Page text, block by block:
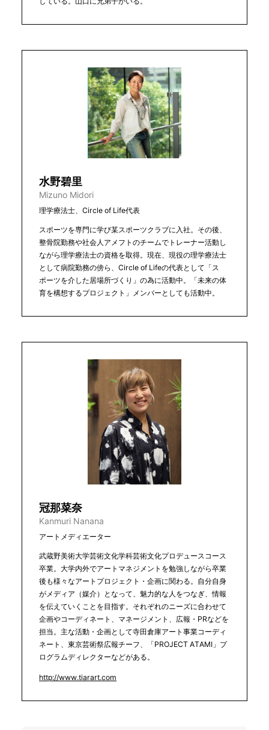
水野碧里
Mizuno Midori
理学療法士、Circle of Life代表
スポーツを専門に学び某スポーツクラブに入社。その後、
整骨院勤務や社会人アメフトのチームでトレーナー活動し
ながら理学療法士の資格を取得。現在、現役の理学療法士
として病院勤務の傍ら、Circle of Lifeの代表として「ス
ポーツを介した居場所づくり」の為に活動中。「未来の体
育を構想するプロジェクト」メンバーとしても活動中。
冠那菜奈
Kanmuri Nanana
アートメディエーター
武蔵野美術大学芸術文化学科芸術文化プロデュースコース
卒業。大学内外でアートマネジメントを勉強しながら卒業
後も様々なアートプロジェクト・企画に関わる。自分自身
がメディア（媒介）となって、魅力的な人をつなぎ、情報
を伝えていくことを目指す。それぞれのニーズに合わせて
企画やコーディネート、マネージメント、広報・PRなどを
担当。主な活動・企画として寺田倉庫アート事業コーディ
ネート、東京芸術祭広報チーフ、「PROJECT ATAMI」プ
ログラムディレクターなどがある。
http://www.tiarart.com